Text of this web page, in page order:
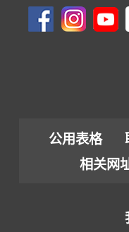
公用表格
相关网